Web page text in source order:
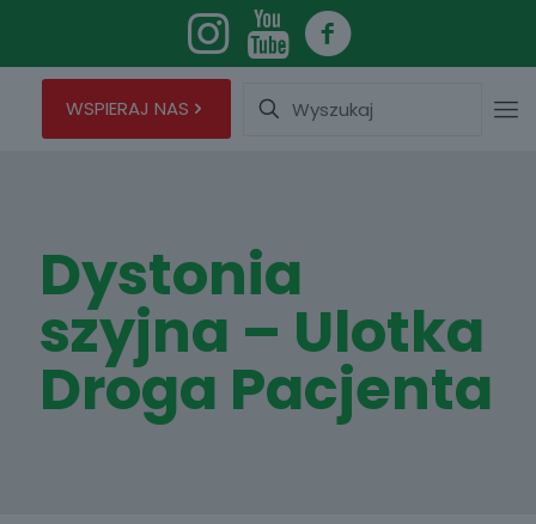
WSPIERAJ NAS
Dystonia
szyjna – Ulotka
Droga Pacjenta